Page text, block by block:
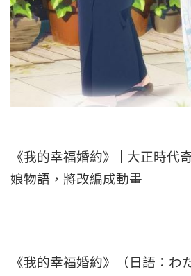
《我的幸福婚約》 | 大正時代
娘物語，將改編成動畫
《我的幸福婚約》（日語：わ